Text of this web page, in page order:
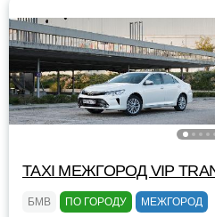
TAXI МЕЖГОРОД VIP
БМВ ПО ГОРОДУ МЕЖГОРОД